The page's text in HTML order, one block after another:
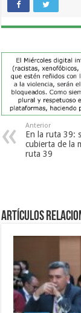
Anterior
En la ruta 39:
cubierta de la
ruta 39
Artículos